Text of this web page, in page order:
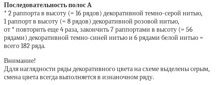
Последовательность полос A
* 2 раппорта в высоту (= 16 рядов) декоративной темно-серой нитью,
1 раппорт в высоту (= 8 рядов) декоративной розовой нитью,
от * повторить еще 4 раза, закончить 7 раппортами в высоту (= 56
рядами) декоративной темно-синей нитью и 6 рядами белой нитью =
всего 182 ряда.
Внимание!
Ддля наглядности ряды декоративного цвета на схеме выделены серым,
смена цвета всегда выполняется в изнаночном ряду.